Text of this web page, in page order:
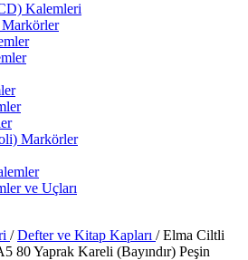
Kalemleri
Markörler
ve Uçları
/ Defter ve Kitap Kapları / Elma Ciltli
80 Yaprak Kareli (Bayındır) Peşin